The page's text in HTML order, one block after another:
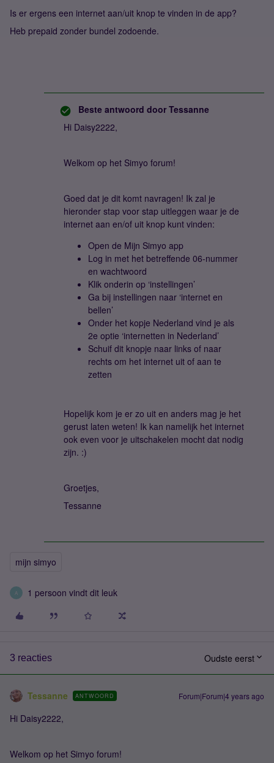
Is er ergens een internet aan/uit knop te vinden in de app?
Heb prepaid zonder bundel zodoende.
Beste antwoord door Tessanne
Hi Daisy2222,
Welkom op het Simyo forum!
Goed dat je dit komt navragen! Ik zal je
hieronder stap voor stap uitleggen waar je de
internet aan en/of uit knop kunt vinden:
Open de Mijn Simyo app
Log in met het betreffende 06-nummer
en wachtwoord
Klik onderin op ‘instellingen’
Ga bij instellingen naar ‘internet en
bellen’
Onder het kopje Nederland vind je als
2e optie ‘internetten in Nederland’
Schuif dit knopje naar links of naar
rechts om het internet uit of aan te
zetten
Hopelijk kom je er zo uit en anders mag je het
gerust laten weten! Ik kan namelijk het internet
ook even voor je uitschakelen mocht dat nodig
zijn. :)
Groetjes,
Tessanne
mijn simyo
A 1 persoon vindt dit leuk
3 reacties Oudste eerst
Tessanne ANTWOORD Forum|Forum|4 years ago
Hi Daisy2222,
Welkom op het Simyo forum!